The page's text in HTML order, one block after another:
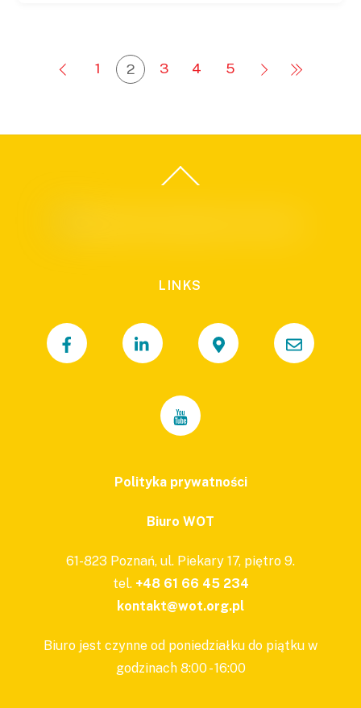
1 2 3 4 5
LINKS
Polityka prywatności
Biuro WOT
61-823 Poznań, ul. Piekary 17, piętro 9.
tel. +48 61 66 45 234
kontakt@wot.org.pl
Biuro jest czynne od poniedziałku do piątku w
godzinach 8:00 - 16:00